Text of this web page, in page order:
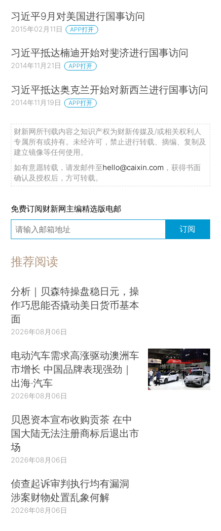
习近平9月对美国进行国事访问
2015年02月11日 APP打开
习近平抵达楠迪开始对斐济进行国事访问
2014年11月21日 APP打开
习近平抵达奥克兰开始对新西兰进行国事访问
2014年11月19日 APP打开
财新网所刊载内容之知识产权为财新传媒及/或相关权利人
专属所有或持有。未经许可，禁止进行转载、摘编、复制及
建立镜像等任何使用。
如有意愿转载，请发邮件至hello@caixin.com ，获得书面
确认及授权后，方可转载。
免费订阅财新网主编精选版电邮
订阅
推荐阅读
分析｜贝森特操盘稳日元，操
作巧思能否撬动美日货币基本
面
2026年08月06日
电动汽车需求高涨驱动澳洲车
市增长 中国品牌表现强劲｜
出海·汽车
2026年08月06日
贝恩资本宣布收购贡茶 在中
国大陆无法注册商标后退出市
场
2026年08月06日
侦查起诉审判执行均有漏洞
涉案财物处置乱象何解
2026年08月06日